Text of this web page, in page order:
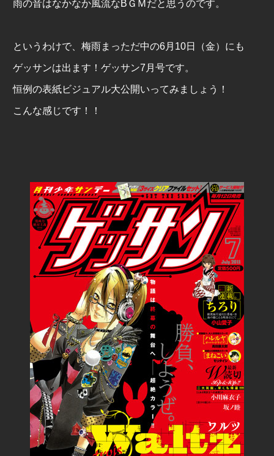
雨の音はなかなか風流なBＧＭだと思うのです。
というわけで、梅雨まっただ中の6月 10日（金）にも
ゲッサンは出ます！ゲッサン7 月号です。
恒例の表紙ビジュアル大公開いってみましょう！
こんな感じです！！